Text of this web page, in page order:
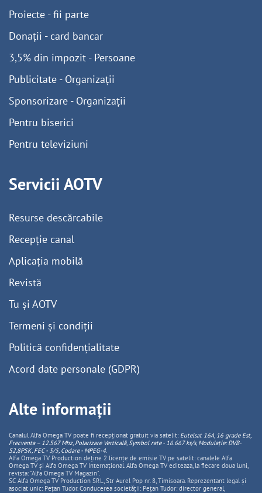
Proiecte - fii parte
Donații - card bancar
3,5% din impozit - Persoane
Publicitate - Organizații
Sponsorizare - Organizații
Pentru biserici
Pentru televiziuni
Servicii AOTV
Resurse descărcabile
Recepție canal
Aplicația mobilă
Revistă
Tu și AOTV
Termeni și condiții
Politică confidențialitate
Acord date personale (GDPR)
Alte informații
Canalul Alfa Omega TV poate fi recepționat gratuit via satelit: Eutelsat 16A, 16 grade Est,
Frecventa – 12.567 Mhz, PolarizareVerticală, Symbol rate - 16.667 ks/s, Modulație: DVB-
S2,8PSK, FEC - 3/5, Codare - MPEG-4.
Alfa Omega TV Production deține 2 licențe de emisie TV pe satelit: canalele Alfa
Omega TV și Alfa Omega TV Internațional. Alfa Omega TV editeaza, la fiecare doua luni,
revista: "Alfa Omega TV Magazin".
SC Alfa Omega TV Production SRL, Str Aurel Pop nr. 8, Timisoara. Reprezentant legal și
asociat unic: Pețan Tudor. Conducerea societății: Pețan Tudor: director general,